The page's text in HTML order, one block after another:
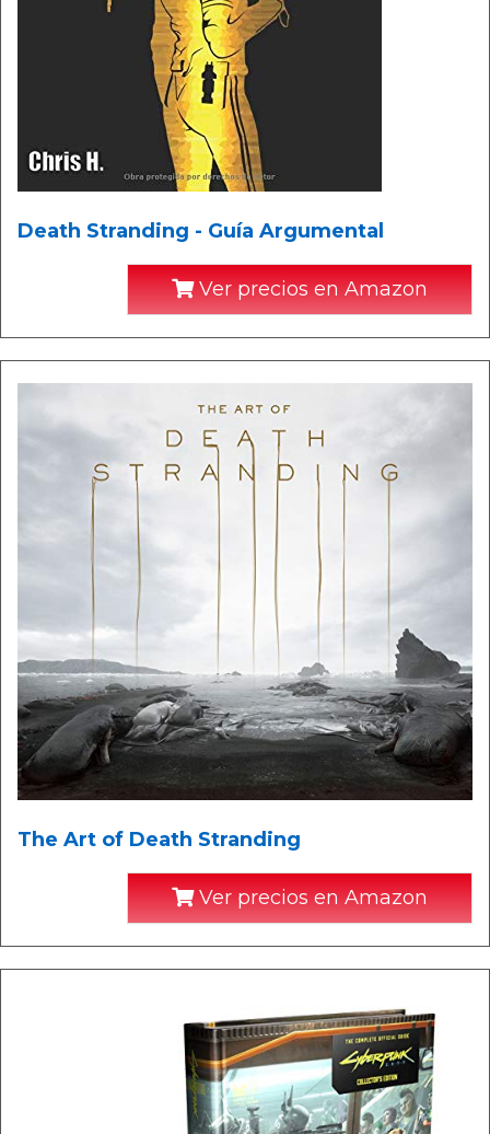
Death Stranding - Guía Argumental
Ver precios en Amazon
The Art of Death Stranding
Ver precios en Amazon